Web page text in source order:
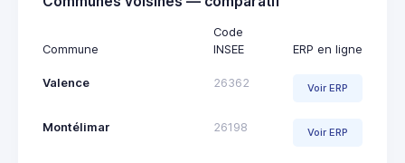
Commune
Code
INSEE
ERP en ligne
Valence 26362 Voir ERP
Montélimar 26198 Voir ERP